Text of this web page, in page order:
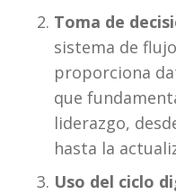
Toma de
sistema de
proporciona
que
liderazgo,
hasta la
Uso del ciclo